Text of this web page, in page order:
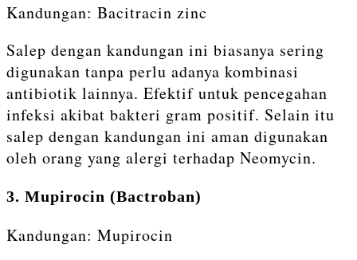
Kandungan: Bacitracin zinc
Salep dengan kandungan ini biasanya sering
digunakan tanpa perlu adanya kombinasi
antibiotik lainnya. Efektif untuk pencegahan
infeksi akibat bakteri gram positif. Selain itu
salep dengan kandungan ini aman digunakan
oleh orang yang alergi terhadap Neomycin.
3. Mupirocin (Bactroban)
Kandungan: Mupirocin